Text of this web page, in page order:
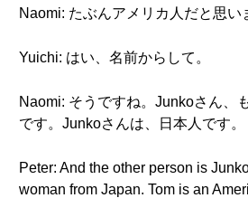
Naomi: たぶんアメリカ人だと思い
Yuichi: はい、名前からして。
Naomi: そうですね。Junkoさん、
です。Junkoさんは、日本人です。
Peter: And the other person is
woman from Japan. Tom is an